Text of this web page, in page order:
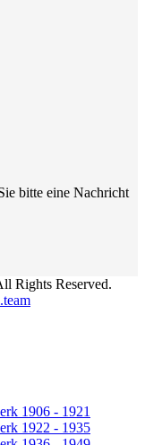
bitte eine Nachricht
Rights Reserved.
1906 - 1921
1922 - 1935